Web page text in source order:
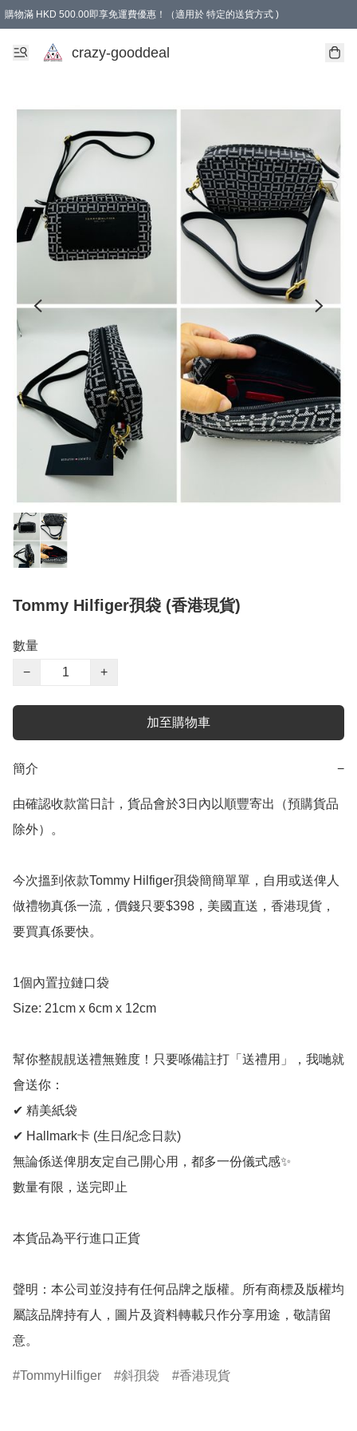
購物滿 HKD 500.00即享免運費優惠！（適用於 特定的送貨方式 )
成為會員可享免費禮品
crazy-gooddeal
Tommy Hilfiger孭袋 (香港現貨)
數量
−
+
加至購物車
簡介 −
由確認收款當日計，貨品會於3日內以順豐寄出（預購貨品
除外）。
今次搵到依款Tommy Hilfiger孭袋簡簡單單，自用或送俾人
做禮物真係一流，價錢只要$398，美國直送，香港現貨，
要買真係要快。
1個內置拉鏈口袋
Size: 21cm x 6cm x 12cm
幫你整靚靚送禮無難度！只要喺備註打「送禮用」，我哋就
會送你：
✔ 精美紙袋
✔ Hallmark卡 (生日/紀念日款)
無論係送俾朋友定自己開心用，都多一份儀式感✨
數量有限，送完即止
本貨品為平行進口正貨
聲明：本公司並沒持有任何品牌之版權。所有商標及版權均
屬該品牌持有人，圖片及資料轉載只作分享用途，敬請留
意。
TommyHilfiger 斜孭袋 香港現貨